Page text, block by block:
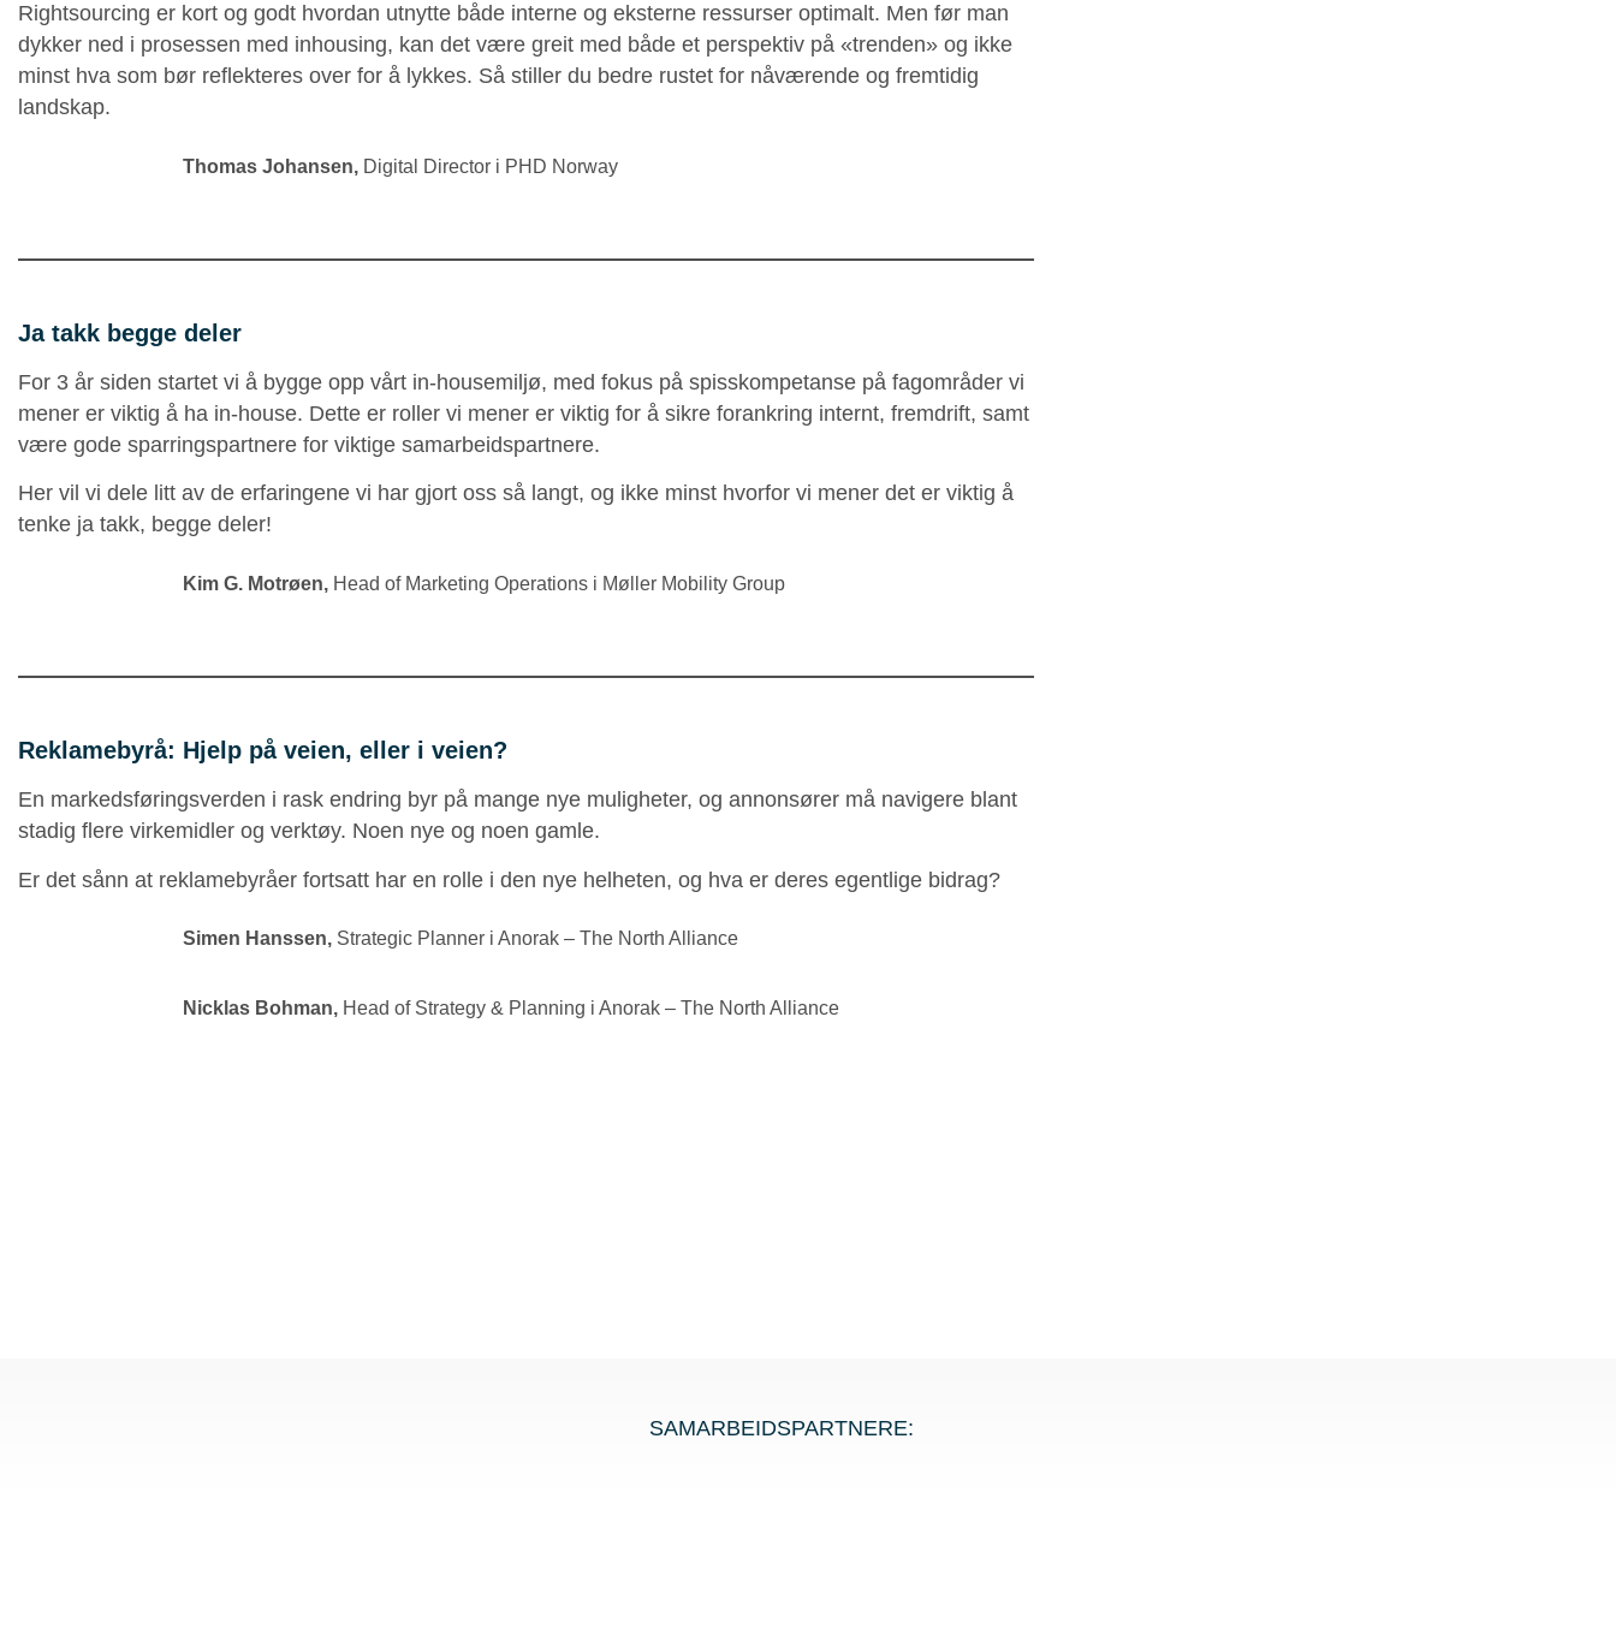
Rightsourcing er kort og godt hvordan utnytte både interne og eksterne ressurser optimalt. Men før man
dykker ned i prosessen med inhousing, kan det være greit med både et perspektiv på «trenden» og ikke
minst hva som bør reflekteres over for å lykkes. Så stiller du bedre rustet for nåværende og fremtidig
landskap.
Thomas Johansen, Digital Director i PHD Norway
Ja takk begge deler
For 3 år siden startet vi å bygge opp vårt in-housemiljø, med fokus på spisskompetanse på fagområder vi
mener er viktig å ha in-house. Dette er roller vi mener er viktig for å sikre forankring internt, fremdrift, samt
være gode sparringspartnere for viktige samarbeidspartnere.
Her vil vi dele litt av de erfaringene vi har gjort oss så langt, og ikke minst hvorfor vi mener det er viktig å
tenke ja takk, begge deler!
Kim G. Motrøen, Head of Marketing Operations i Møller Mobility Group
Reklamebyrå: Hjelp på veien, eller i veien?
En markedsføringsverden i rask endring byr på mange nye muligheter, og annonsører må navigere blant
stadig flere virkemidler og verktøy. Noen nye og noen gamle.
Er det sånn at reklamebyråer fortsatt har en rolle i den nye helheten, og hva er deres egentlige bidrag?
Simen Hanssen, Strategic Planner i Anorak – The North Alliance
Nicklas Bohman,Head of Strategy & Planning i Anorak – The North Alliance
SAMARBEIDSPARTNERE: